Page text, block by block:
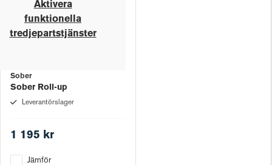
Aktivera
funktionella
tredjepartstjänster
Sober
Sober Roll-up
Leverantörslager
1 195 kr
Jämför